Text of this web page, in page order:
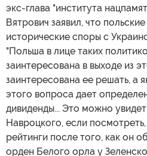
экс-глава "института
Вятрович заявил, что
исторические споры с
"Польша в лице таких
заинтересована в выходе из
заинтересована ее решать, а
этого вопроса дает
дивиденды... Это можно
Навроцкого, если
рейтинги после того, как он
орден Белого орла у